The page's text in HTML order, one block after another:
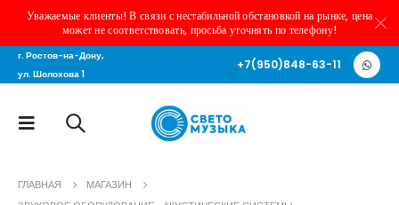
Уважаемые клиенты! В связи с нестабильной обстановкой на рынке, цена
может не соответствовать, просьба уточнять по телефону!
г. Ростов-на-Дону,
ул. Шолохова 1
+7(950)848-63-11
ГЛАВНАЯ
МАГАЗИН